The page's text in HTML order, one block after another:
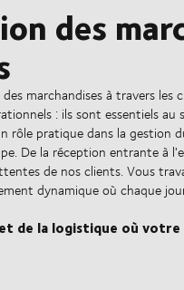
des
marchandises à travers les
: ils sont essentiels
pratique dans la gestion
De la réception entrante à
de nos clients. Vous
dynamique où chaque
de la logistique où